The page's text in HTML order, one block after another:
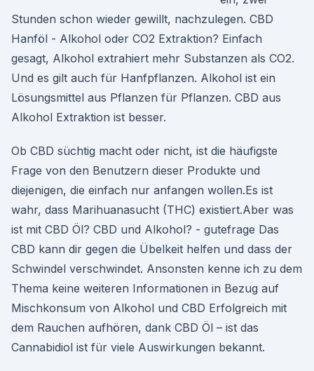
Stunden schon wieder gewillt, nachzulegen. CBD
Hanföl - Alkohol oder CO2 Extraktion? Einfach
gesagt, Alkohol extrahiert mehr Substanzen als CO2.
Und es gilt auch für Hanfpflanzen. Alkohol ist ein
Lösungsmittel aus Pflanzen für Pflanzen. CBD aus
Alkohol Extraktion ist besser.
Ob CBD süchtig macht oder nicht, ist die häufigste
Frage von den Benutzern dieser Produkte und
diejenigen, die einfach nur anfangen wollen.Es ist
wahr, dass Marihuanasucht (THC) existiert.Aber was
ist mit CBD Öl? CBD und Alkohol? - gutefrage Das
CBD kann dir gegen die Übelkeit helfen und dass der
Schwindel verschwindet. Ansonsten kenne ich zu dem
Thema keine weiteren Informationen in Bezug auf
Mischkonsum von Alkohol und CBD Erfolgreich mit
dem Rauchen aufhören, dank CBD Öl – ist das
Cannabidiol ist für viele Auswirkungen bekannt.